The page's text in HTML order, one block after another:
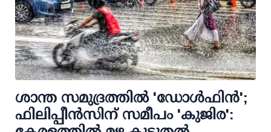
ശാന്ത സമുദ്രത്തില്‍ 'ഡോള്‍ഫിന്‍';
ഫിലിപ്പീന്‍സിന് സമീപം 'കുജിര':